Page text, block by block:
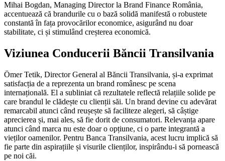
Mihai Bogdan, Managing Director la Brand Finance România,
accentuează că brandurile cu o bază solidă manifestă o robustete
constantă în fața provocărilor economice, asigurând nu doar
stabilitate, ci și stimulând creșterea economică.
Viziunea Conducerii Băncii Transilvania
Ömer Tetik, Director General al Băncii Transilvania, și-a exprimat
satisfacția de a reprezenta un brand românesc pe scena
internațională. El a subliniat că rezultatele reflectă relațiile solide pe
care brandul le clădește cu clienții săi. Un brand devine cu adevărat
remarcabil atunci când reușește să faciliteze alegeri, să câștige
aprecierea și, mai ales, să fie dorit de consumatori. Relevanța apare
atunci când marca nu este doar o opțiune, ci o parte integrantă a
vieților oamenilor. Pentru Banca Transilvania, acest lucru implică să
fie parte din aspirațiile și visurile clienților, inspirându-i să pornească
pe noi căi.